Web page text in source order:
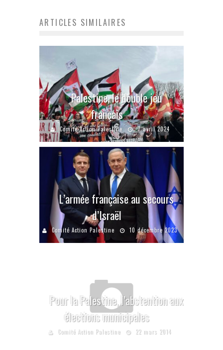
ARTICLES SIMILAIRES
Palestine, le double jeu
français
Comité Action Palestine 7 avril 2024
L’armée française au secours
d’Israël
Comité Action Palestine 10 décembre 2023
Pour la Palestine, l’abstention aux
élections municipales
Comité Action Palestine 22 mars 2014